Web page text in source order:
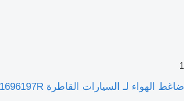
1
ضاغط الهواء لـ السيارات القاطرة DAF XF 105 1696197R